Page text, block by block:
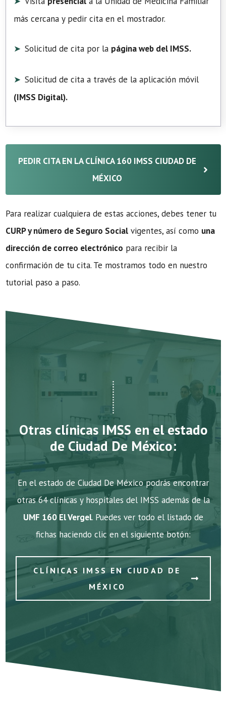
más cercana y pedir cita en el mostrador.
Solicitud de cita por la página web del IMSS.
Solicitud de cita a través de la aplicación móvil
(IMSS Digital).
PEDIR CITA EN LA CLÍNICA 160 IMSS CIUDAD DE
MÉXICO
Para realizar cualquiera de estas acciones, debes tener tu
CURP y número de Seguro Social vigentes, así como una
dirección de correo electrónico para recibir la
confirmación de tu cita. Te mostramos todo en nuestro
tutorial paso a paso.
Otras clínicas IMSS en el estado
de Ciudad De México:
En el estado de Ciudad De México podrás encontrar
otras 64 clínicas y hospitales del IMSS además de la
UMF 160 El Vergel. Puedes ver todo el listado de
fichas haciendo clic en el siguiente botón:
CLÍNICAS IMSS EN CIUDAD DE
MÉXICO